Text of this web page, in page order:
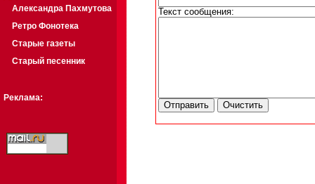
Александра Пахмутова
Ретро Фонотека
Старые газеты
Старый песенник
Реклама:
Текст сообщения: